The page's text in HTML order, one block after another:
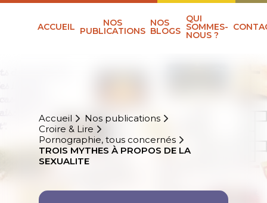
ACCUEIL NOS
PUBLICATIONS
NOS
BLOGS
QUI
SOMMES-
NOUS ?
Accueil
Nos publications
Croire & Lire
Pornographie, tous concernés
TROIS MYTHES À PROPOS DE LA
SEXUALITE